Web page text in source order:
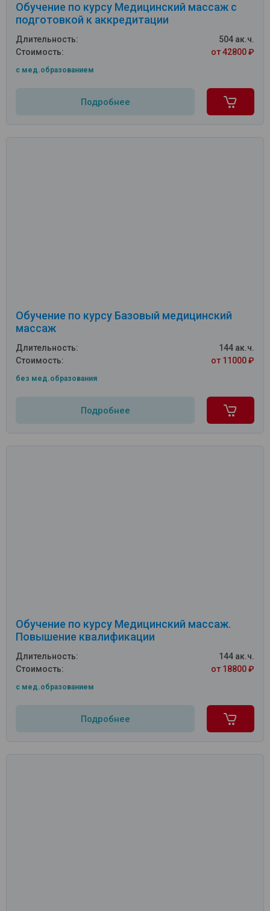
Обучение по курсу Медицинский массаж с
подготовкой к аккредитации
Длительность:
504 ак.ч.
Стоимость:
от 42800 ₽
c мед.образованием
Подробнее
Обучение по курсу Базовый медицинский
массаж
Длительность:
144 ак.ч.
Стоимость:
от 11000 ₽
без мед.образования
Подробнее
Обучение по курсу Медицинский массаж.
Повышение квалификации
Длительность:
144 ак.ч.
Стоимость:
от 18800 ₽
c мед.образованием
Подробнее